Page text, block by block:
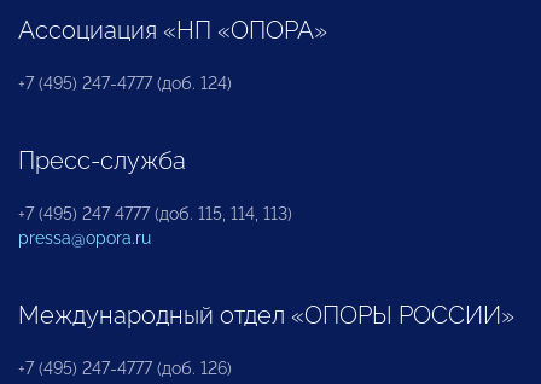
Ассоциация «НП «ОПОРА»
+7 (495) 247-4777 (доб. 124)
Пресс-служба
+7 (495) 247 4777 (доб. 115, 114, 113)
pressa@opora.ru
Международный отдел «ОПОРЫ РОССИИ»
+7 (495) 247-4777 (доб. 126)